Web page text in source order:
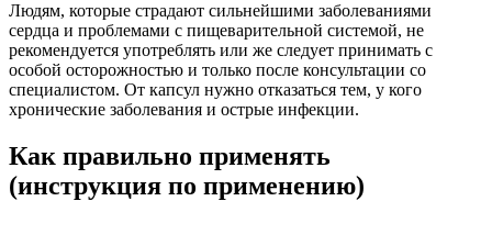
Людям, которые страдают сильнейшими заболеваниями
сердца и проблемами с пищеварительной системой, не
рекомендуется употреблять или же следует принимать с
особой осторожностью и только после консультации со
специалистом. От капсул нужно отказаться тем, у кого
хронические заболевания и острые инфекции.
Как правильно применять
(инструкция по применению)